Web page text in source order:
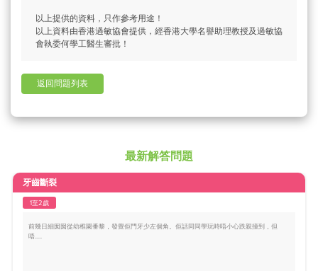
以上提供的資料，只作參考用途！
以上資料由香港過敏協會提供，經香港大學名譽助理教授及過敏協
會執委何學工醫生審批！
返回問題列表
最新解答問題
牙齒斷裂
1至2歲
前幾日細囡囡從幼稚園番黎，發覺佢門牙少左個角。佢話同同學玩時唔小心跌親撞到，但
唔.....